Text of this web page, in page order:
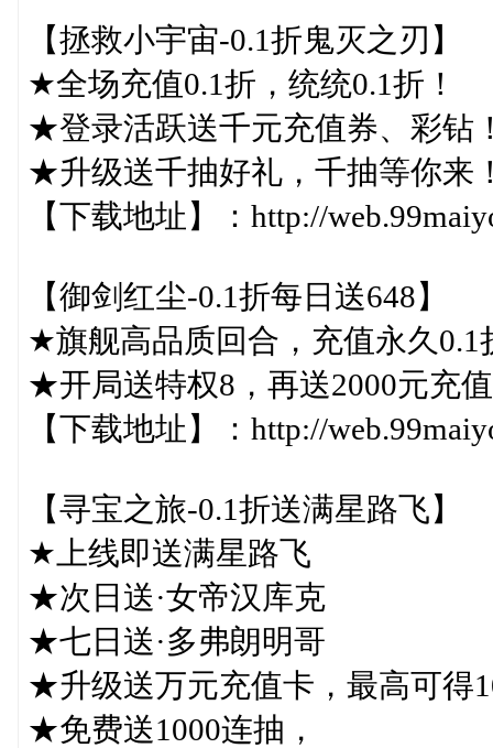
【拯救小宇宙-0.1折鬼灭之刃】
★全场充值0.1折，统统0.1折！
★登录活跃送千元充值券、彩钻
★升级送千抽好礼，千抽等你来
【下载地址】：http://
【御剑红尘-0.1折每日送648】
★旗舰高品质回合，充值永久0.1
★开局送特权8，再送2000元充值
【下载地址】：http://
【寻宝之旅-0.1折送满星路飞】
★上线即送满星路飞
★次日送·女帝汉库克
★七日送·多弗朗明哥
★升级送万元充值卡，最高可得
★免费送1000连抽，